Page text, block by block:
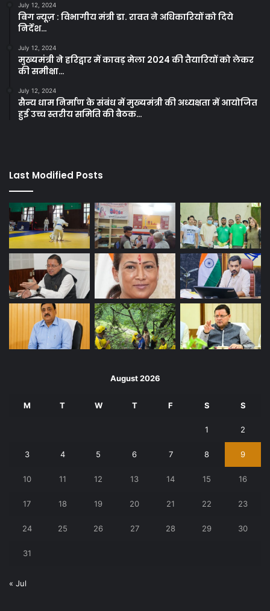
July 12, 2024
बिग न्यूज़ : विभागीय मंत्री डा. रावत ने अधिकारियों को दिये
निर्देश…
July 12, 2024
मुख्यमंत्री ने हरिद्वार में कावड़ मेला 2024 की तैयारियों को लेकर
की समीक्षा…
July 12, 2024
सैन्य धाम निर्माण के संबंध में मुख्यमंत्री की अध्यक्षता में आयोजित
हुई उच्च स्तरीय समिति की बैठक…
Last Modified Posts
August 2026
M T W T F S S
1 2
3 4 5 6 7 8 9
10 11 12 13 14 15 16
17 18 19 20 21 22 23
24 25 26 27 28 29 30
31
« Jul